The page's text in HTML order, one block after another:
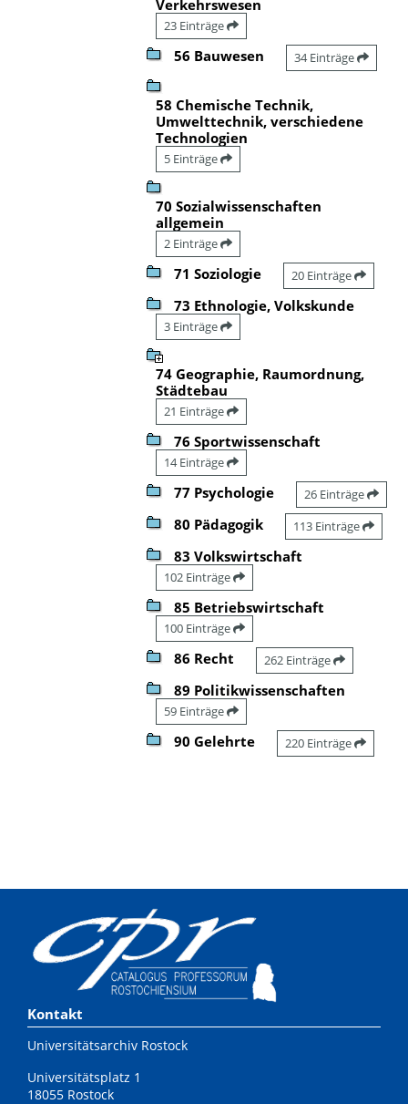
Verkehrswesen
23 Einträge
56 Bauwesen 34 Einträge
58 Chemische Technik,
Umwelttechnik, verschiedene
Technologien
5 Einträge
70 Sozialwissenschaften
allgemein
2 Einträge
71 Soziologie 20 Einträge
73 Ethnologie, Volkskunde
3 Einträge
74 Geographie, Raumordnung,
Städtebau
21 Einträge
76 Sportwissenschaft
14 Einträge
77 Psychologie 26 Einträge
80 Pädagogik 113 Einträge
83 Volkswirtschaft
102 Einträge
85 Betriebswirtschaft
100 Einträge
86 Recht 262 Einträge
89 Politikwissenschaften
59 Einträge
90 Gelehrte 220 Einträge
Kontakt
Universitätsarchiv Rostock
Universitätsplatz 1
18055 Rostock